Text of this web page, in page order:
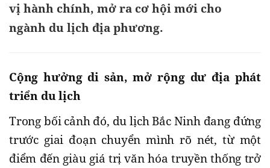
vị hành chính, mở ra cơ hội mới cho
ngành du lịch địa phương.
Cộng hưởng di sản, mở rộng dư địa phát
triển du lịch
Trong bối cảnh đó, du lịch Bắc Ninh đang đứng
trước giai đoạn chuyển mình rõ nét, từ một
điểm đến giàu giá trị văn hóa truyền thống trở